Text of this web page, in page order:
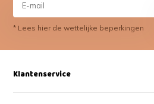
* Lees hier de wettelijke beperkingen
Klantenservice